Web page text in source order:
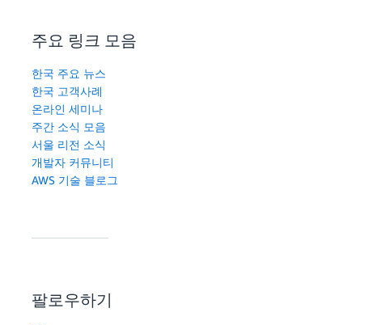
주요 링크 모음
한국 주요 뉴스
한국 고객사례
온라인 세미나
주간 소식 모음
서울 리전 소식
개발자 커뮤니티
AWS 기술 블로그
팔로우하기